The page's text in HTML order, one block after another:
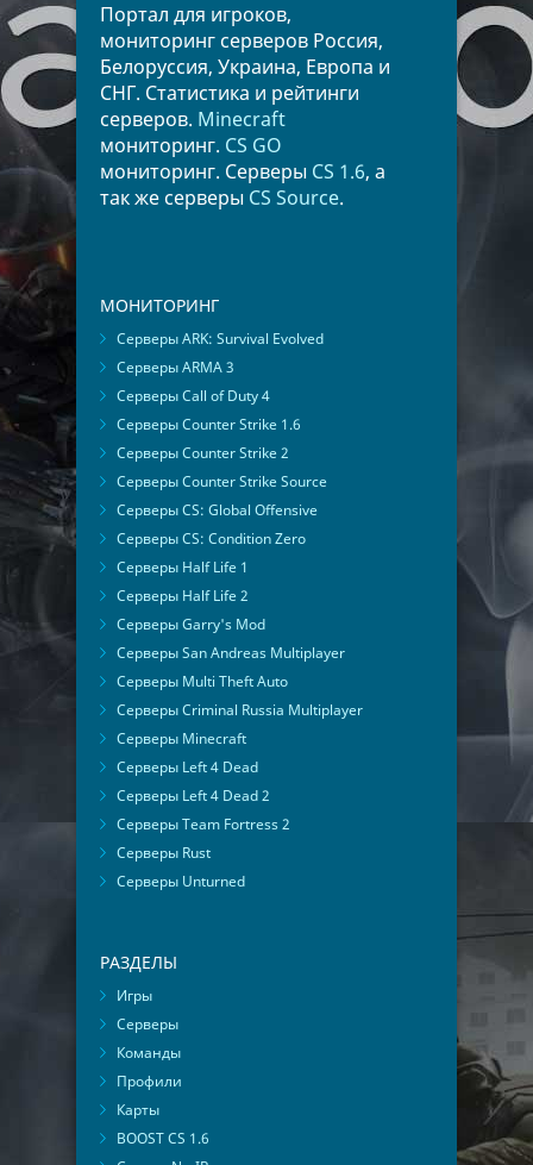
Портал для игроков,
мониторинг серверов Россия,
Белоруссия, Украина, Европа и
СНГ. Статистика и рейтинги
серверов. Minecraft
мониторинг. CS GO
мониторинг. Серверы CS 1.6, а
так же серверы CS Source.
МОНИТОРИНГ
Серверы ARK: Survival Evolved
Серверы ARMA 3
Серверы Call of Duty 4
Серверы Counter Strike 1.6
Серверы Counter Strike 2
Серверы Counter Strike Source
Серверы CS: Global Offensive
Серверы CS: Condition Zero
Серверы Half Life 1
Серверы Half Life 2
Серверы Garry's Mod
Серверы San Andreas Multiplayer
Серверы Multi Theft Auto
Серверы Criminal Russia Multiplayer
Серверы Minecraft
Серверы Left 4 Dead
Серверы Left 4 Dead 2
Серверы Team Fortress 2
Серверы Rust
Серверы Unturned
РАЗДЕЛЫ
Игры
Серверы
Команды
Профили
Карты
BOOST CS 1.6